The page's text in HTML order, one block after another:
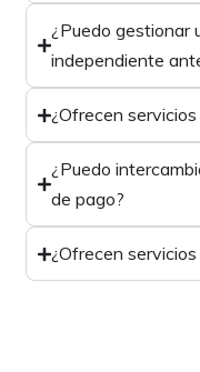
¿Puedo gestionar
independiente
¿Ofrecen
¿Puedo
de pago?
¿Ofrecen